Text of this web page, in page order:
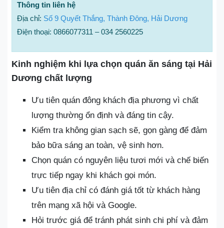
Thông tin liên hệ
Địa chỉ: Số 9 Quyết Thắng, Thành Đông, Hải Dương
Điện thoại: 0866077311 – 034 2560225
Kinh nghiệm khi lựa chọn quán ăn sáng tại Hải
Dương chất lượng
Ưu tiên quán đông khách địa phương vì chất
lượng thường ổn định và đáng tin cậy.
Kiểm tra không gian sạch sẽ, gọn gàng để đảm
bảo bữa sáng an toàn, vệ sinh hơn.
Chọn quán có nguyên liệu tươi mới và chế biến
trực tiếp ngay khi khách gọi món.
Ưu tiên địa chỉ có đánh giá tốt từ khách hàng
trên mạng xã hội và Google.
Hỏi trước giá để tránh phát sinh chi phí và đảm